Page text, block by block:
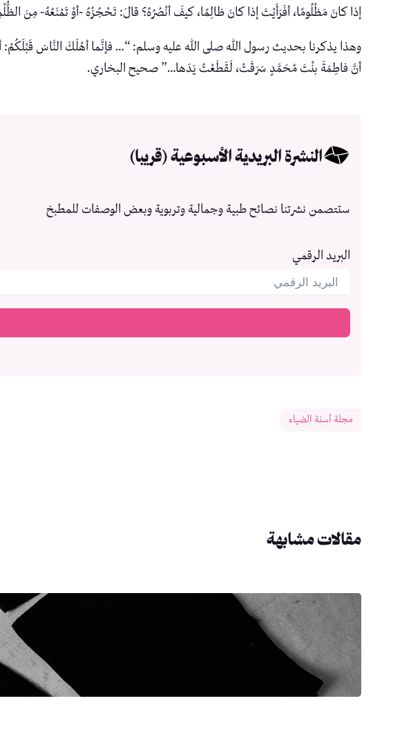
إذا كانَ مَظْلُومًا، أفَرَأَيْتَ إذا كانَ ظالِمًا، كيفَ أنْصُرُهُ؟ قالَ: تَحْجُزُهُ -أوْ تَمْنَعُهُ- مِنَ
وهذا يذكرنا بحديث رسول الله صلى الله عليه وسلم: “… فإنَّما أهْلَكَ النَّاسَ قَبْلَكُمْ:
أنَّ فاطِمَةَ بنْتَ مُحَمَّدٍ سَرَقَتْ، لَقَطَعْتُ يَدَها…” صحيح البخاري.
النشرة البريدية الأسبوعية (قريبا)
ستتصمن نشرتنا نصائح طبية وجمالية وتربوية وبعض الوصفات للمطبخ
البريد الرقمي
مجلة أسنة الضياء
مقالات مشابهة